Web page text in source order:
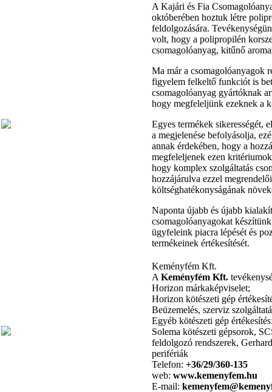
A Kajári és Fia
októberében hoztuk létre
feldolgozására.
volt, hogy a polipropilén
csomagolóanyag, kitűnő
Ma már a csomagolóanyagok
figyelem felkeltő funkciót is
csomagolóanyag gyártóknak
hogy megfeleljünk ezeknek a
Egyes termékek sikerességét,
a megjelenése befolyásolja,
annak érdekében, hogy a
megfeleljenek ezen
hogy komplex szolgáltatás
hozzájárulva ezzel
költséghatékonyságának
Naponta újabb és újabb
csomagolóanyagokat
ügyfeleink piacra lépését és
termékeinek értékesítését.
Keményfém Kft.
AKeményfém Kft.
Horizon márkaképviselet;
Horizon kötészeti gép
Beüzemelés, szerviz
Egyéb kötészeti gép
Solema kötészeti gépsorok,
feldolgozó rendszerek,
perifériák
Telefon:+36/29/360-135
web:www.kemenyfem.hu
E-mail: